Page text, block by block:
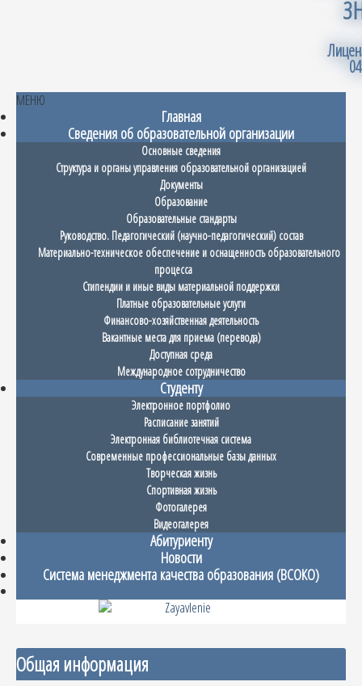
МЕНЮ
Главная
Сведения об образовательной организации
Основные сведения
Структура и органы управления образовательной организацией
Документы
Образование
Образовательные стандарты
Руководство. Педагогический (научно-педагогический) состав
Материально-техническое обеспечение и оснащенность образовательного
процесса
Стипендии и иные виды материальной поддержки
Платные образовательные услуги
Финансово-хозяйственная деятельность
Вакантные места для приема (перевода)
Доступная среда
Международное сотрудничество
Студенту
Электронное портфолио
Расписание занятий
Электронная библиотечная система
Современные профессиональные базы данных
Творческая жизнь
Спортивная жизнь
Фотогалерея
Видеогалерея
Абитуриенту
Новости
Система менеджмента качества образования (ВСОКО)
Общая информация